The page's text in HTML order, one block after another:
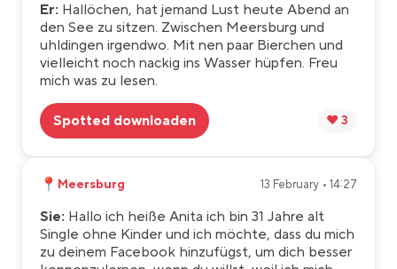
Er: Hallöchen, hat jemand Lust heute Abend an
den See zu sitzen. Zwischen Meersburg und
uhldingen irgendwo. Mit nen paar Bierchen und
vielleicht noch nackig ins Wasser hüpfen. Freu
mich was zu lesen.
Spotted downloaden ❤️ 3
📍 Meersburg 13 February • 14:27
Sie: Hallo ich heiße Anita ich bin 31 Jahre alt
Single ohne Kinder und ich möchte, dass du mich
zu deinem Facebook hinzufügst, um dich besser